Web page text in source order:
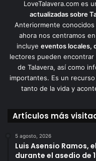
LoveTalavera.com es
actualizadas sobre
Anteriormente
ahora nos centramos
incluye eventos locales,
lectores pueden
de Talavera, así como
importantes. Es un
tanto de la vida y
Artículos más
5 agosto, 2026
Luis Asensio Ramos,
durante el asedio de